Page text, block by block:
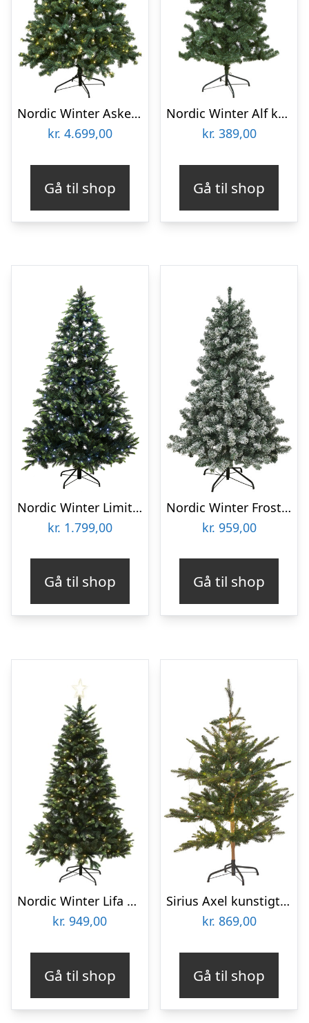
Nordic Winter Aske kunstigt juletræ med lys, 300 x 188 cm
kr. 4.699,00
Gå til shop
Nordic Winter Alf kunstigt juletræ, 200 x 106 cm
kr. 389,00
Gå til shop
Nordic Winter Limited Edition kunstigt juletræ med lys
kr. 1.799,00
Gå til shop
Nordic Winter Frost kunstigt juletræ med lys, 180 x 118 cm
kr. 959,00
Gå til shop
Nordic Winter Lifa kunstigt juletræ med lys, 150 x 106 cm
kr. 949,00
Gå til shop
Sirius Axel kunstigt juletræ med lys, 150 cm
kr. 869,00
Gå til shop